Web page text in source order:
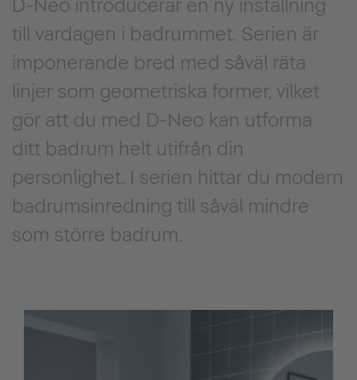
D-Neo introducerar en ny inställning
till vardagen i badrummet. Serien är
imponerande bred med såväl räta
linjer som geometriska former, vilket
gör att du med D-Neo kan utforma
ditt badrum helt utifrån din
personlighet. I serien hittar du modern
badrumsinredning till såväl mindre
som större badrum.